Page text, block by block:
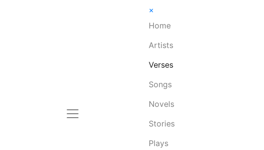
×
Home
Artists
Verses
Songs
Novels
Stories
Plays